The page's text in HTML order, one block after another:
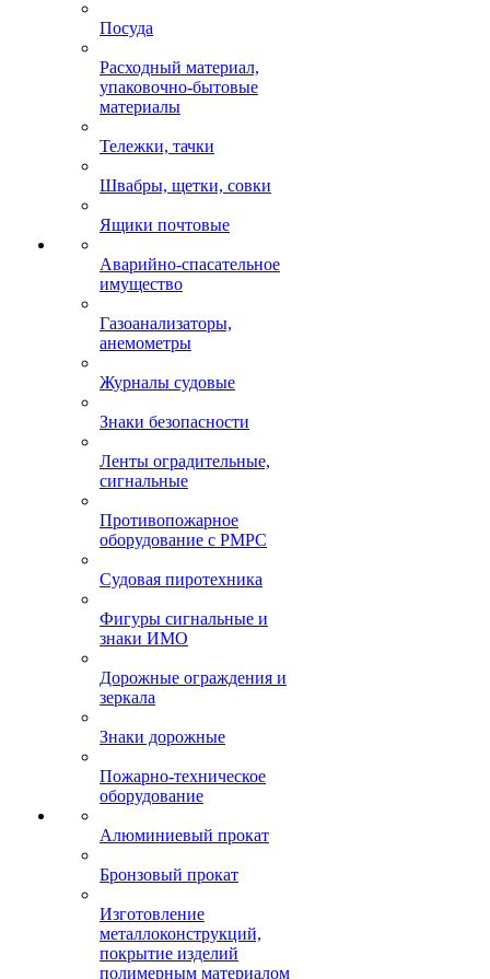
Посуда
Расходный материал,
упаковочно-бытовые
материалы
Тележки, тачки
Швабры, щетки, совки
Ящики почтовые
Аварийно-спасательное
имущество
Газоанализаторы,
анемометры
Журналы судовые
Знаки безопасности
Ленты оградительные,
сигнальные
Противопожарное
оборудование с РМРС
Судовая пиротехника
Фигуры сигнальные и
знаки ИМО
Дорожные ограждения и
зеркала
Знаки дорожные
Пожарно-техническое
оборудование
Алюминиевый прокат
Бронзовый прокат
Изготовление
металлоконструкций,
покрытие изделий
полимерным материалом